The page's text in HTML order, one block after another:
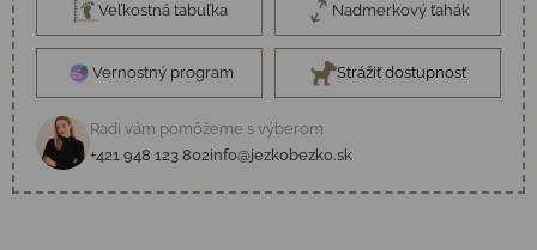
Veľkostná tabuľka Nadmerkový ťahák
Vernostný program Strážiť dostupnosť
Radi vám pomôžeme s výberom
+421 948 123 802info@jezkobezko.sk